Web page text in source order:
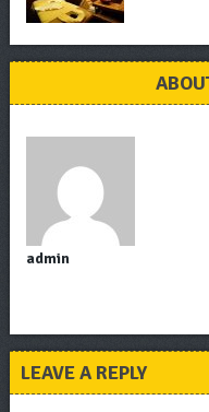
admin
LEAVE A REPLY